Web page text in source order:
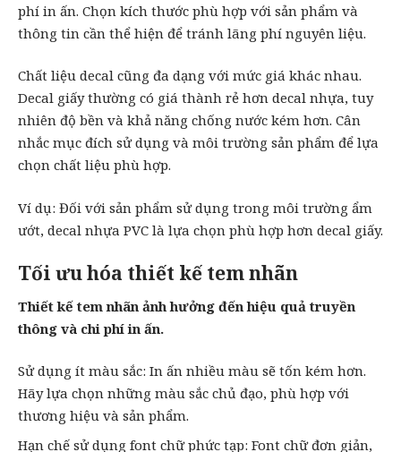
phí in ấn. Chọn kích thước phù hợp với sản phẩm và
thông tin cần thể hiện để tránh lãng phí nguyên liệu.
Chất liệu decal cũng đa dạng với mức giá khác nhau.
Decal giấy thường có giá thành rẻ hơn decal nhựa, tuy
nhiên độ bền và khả năng chống nước kém hơn. Cân
nhắc mục đích sử dụng và môi trường sản phẩm để lựa
chọn chất liệu phù hợp.
Ví dụ: Đối với sản phẩm sử dụng trong môi trường ẩm
ướt, decal nhựa PVC là lựa chọn phù hợp hơn decal giấy.
Tối ưu hóa thiết kế tem nhãn
Thiết kế tem nhãn ảnh hưởng đến hiệu quả truyền
thông và chi phí in ấn.
Sử dụng ít màu sắc: In ấn nhiều màu sẽ tốn kém hơn.
Hãy lựa chọn những màu sắc chủ đạo, phù hợp với
thương hiệu và sản phẩm.
Hạn chế sử dụng font chữ phức tạp: Font chữ đơn giản,